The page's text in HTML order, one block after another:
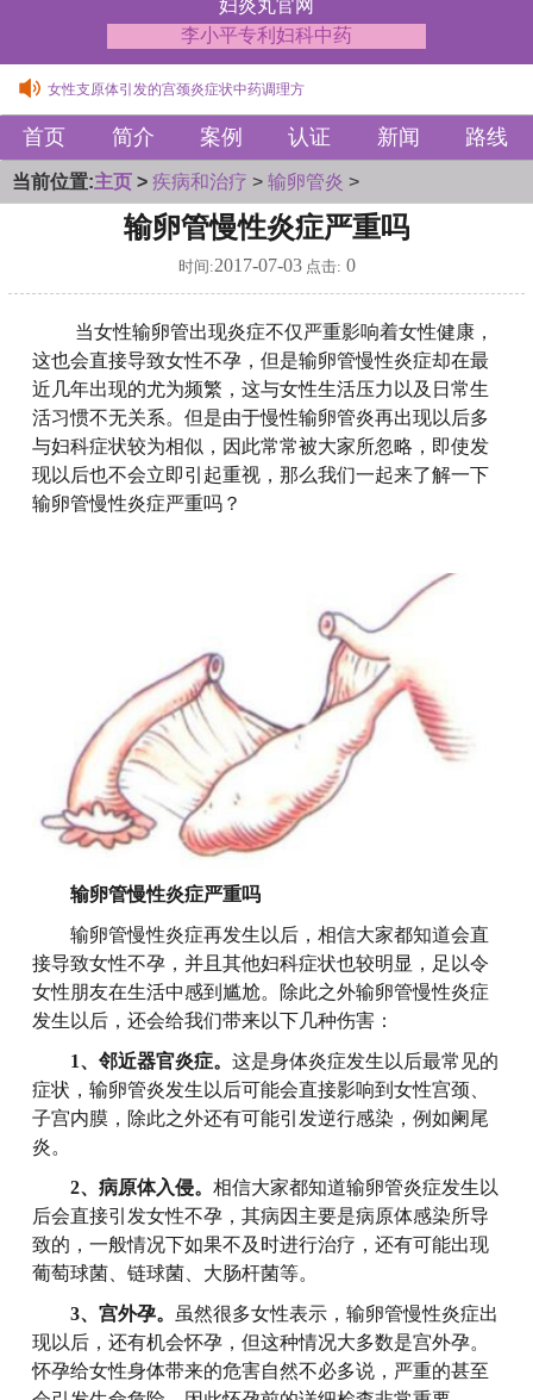
妇炎丸官网
李小平专利妇科中药
女性支原体引发的宫颈炎症状中药调理方
子宫腺肌症伴盆腔充血疼痛中药治疗方法
女性支原体引发的宫颈炎症状中药调理方
子宫腺肌症伴盆腔充血疼痛中药治疗方法
首页 简介 案例 认证 新闻 路线
当前位置:主页 > 疾病和治疗 > 输卵管炎 >
输卵管慢性炎症严重吗
时间:2017-07-03点击: 0
当女性输卵管出现炎症不仅严重影响着女性健康，
这也会直接导致女性不孕，但是输卵管慢性炎症却在最
近几年出现的尤为频繁，这与女性生活压力以及日常生
活习惯不无关系。但是由于慢性输卵管炎再出现以后多
与妇科症状较为相似，因此常常被大家所忽略，即使发
现以后也不会立即引起重视，那么我们一起来了解一下
输卵管慢性炎症严重吗？
输卵管慢性炎症严重吗
输卵管慢性炎症再发生以后，相信大家都知道会直
接导致女性不孕，并且其他妇科症状也较明显，足以令
女性朋友在生活中感到尴尬。除此之外输卵管慢性炎症
发生以后，还会给我们带来以下几种伤害：
1、邻近器官炎症。 这是身体炎症发生以后最常见的
症状，输卵管炎发生以后可能会直接影响到女性宫颈、
子宫内膜，除此之外还有可能引发逆行感染，例如阑尾
炎。
2、病原体入侵。 相信大家都知道输卵管炎症发生以
后会直接引发女性不孕，其病因主要是病原体感染所导
致的，一般情况下如果不及时进行治疗，还有可能出现
葡萄球菌、链球菌、大肠杆菌等。
3、宫外孕。
虽然很多女性表示，输卵管慢性炎症出
现以后，还有机会怀孕，但这种情况大多数是宫外孕。
怀孕给女性身体带来的危害自然不必多说，严重的甚至